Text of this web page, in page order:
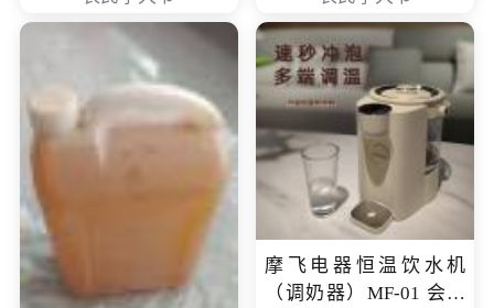
摩飞电器恒温饮水机
（调奶器）MF-01 会员